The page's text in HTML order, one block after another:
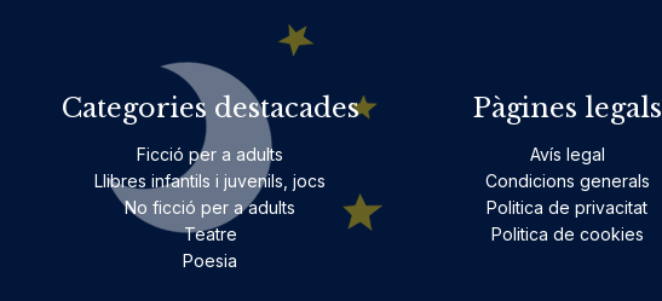
Categories destacades
Ficció per a adults
Llibres infantils i juvenils, jocs
No ficció per a adults
Teatre
Poesia
Pàgines legals
Avís legal
Condicions generals
Politica de privacitat
Politica de cookies